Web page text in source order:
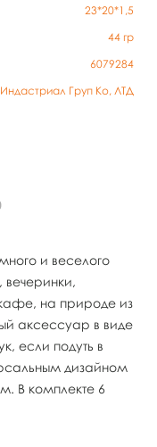
23*20*1,5
44 гр
6079284
Груп Ко, ЛТД
и веселого
вечеринки,
на природе из
аксессуар в виде
если подуть в
дизайном
В комплекте 6